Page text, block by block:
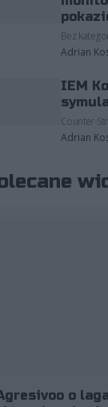
Bez
Adrian
IEM
Counter-
Adrian
o